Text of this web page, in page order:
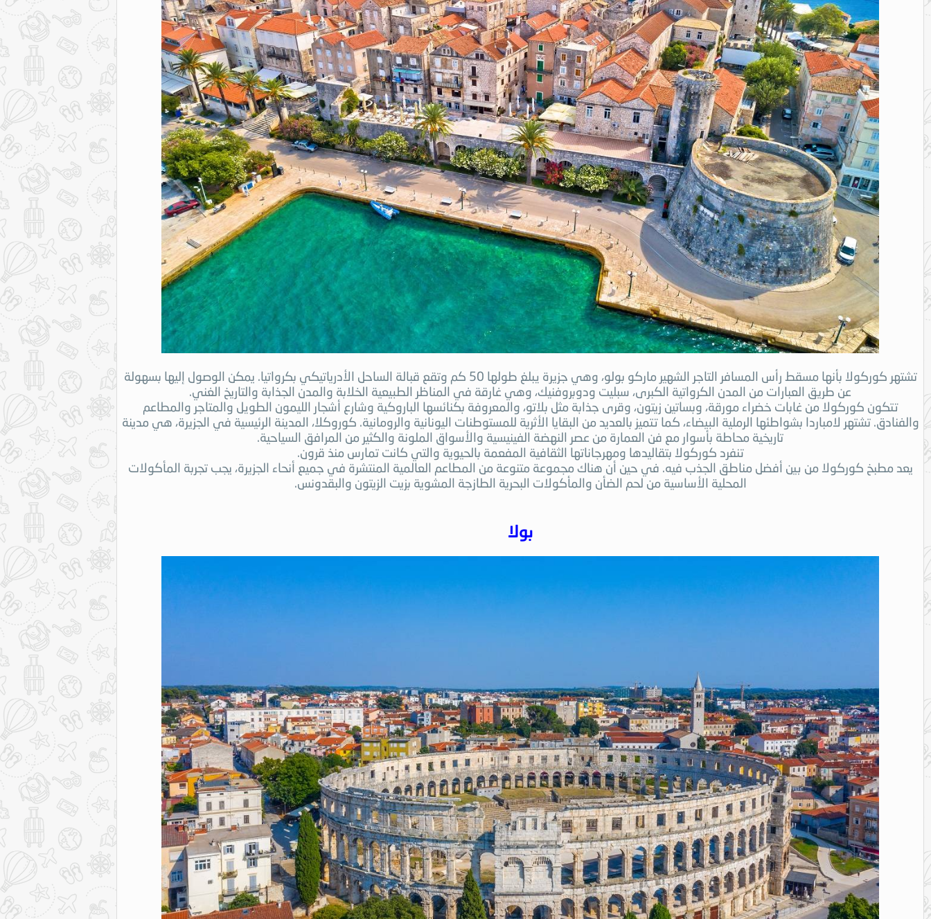
تشتهر كوركولا بأنها مسقط رأس المسافر التاجر الشهير ماركو بولو، وهي جزيرة يبلغ طولها 50 كم وتقع قبالة الساحل الأدرياتيكي بكرواتيا. يمكن الوصول إليها بسهولة
عن طريق العبارات من المدن الكرواتية الكبرى، سبليت ودوبروفنيك، وهي غارقة في المناظر الطبيعية الخلابة والمدن الجذابة والتاريخ الغني.
تتكون كوركولا من غابات خضراء مورقة، وبساتين زيتون، وقرى جذابة مثل بلاتو، والمعروفة بكنائسها الباروكية وشارع أشجار الليمون الطويل والمتاجر والمطاعم
والفنادق. تشتهر لامباردا بشواطئها الرملية البيضاء، كما تتميز بالعديد من البقايا الأثرية للمستوطنات اليونانية والرومانية. كوروكلا، المدينة الرئيسية في الجزيرة، هي مدينة
تاريخية محاطة بأسوار مع فن العمارة من عصر النهضة الفينيسية والأسواق الملونة والكثير من المرافق السياحية.
تنفرد كوركولا بتقاليدها ومهرجاناتها الثقافية المفعمة بالحيوية والتي كانت تمارس منذ قرون.
يعد مطبخ كوركولا من بين أفضل مناطق الجذب فيه. في حين أن هناك مجموعة متنوعة من المطاعم العالمية المنتشرة في جميع أنحاء الجزيرة، يجب تجربة المأكولات
المحلية الأساسية من لحم الضأن والمأكولات البحرية الطازجة المشوية بزيت الزيتون والبقدونس.
بولا